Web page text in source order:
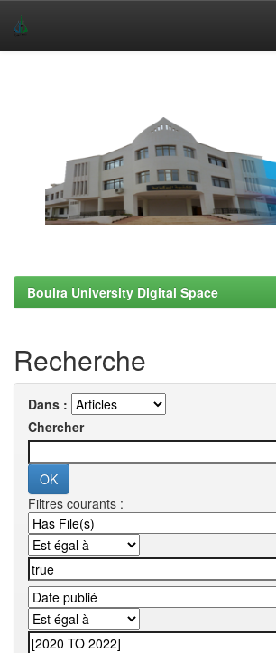
Bouira University Digital Space
Recherche
Dans :
Chercher
Filtres courants :